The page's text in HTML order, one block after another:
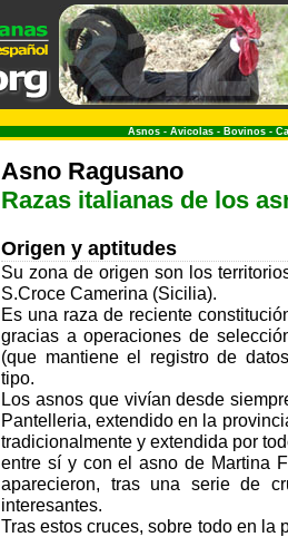
Asnos - Avicolas - Bovinos -
Asno Ragusano
Razas italianas de los
Origen y aptitudes
Su zona de origen son los
S.Croce Camerina (Sicilia).
Es una raza de reciente
gracias a operaciones de
(que mantiene el registro de
tipo.
Los asnos que vivían desde
Pantelleria, extendido en la
tradicionalmente y extendida por
entre sí y con el asno de Martina
aparecieron, tras una serie de
interesantes.
Tras estos cruces, sobre todo en la